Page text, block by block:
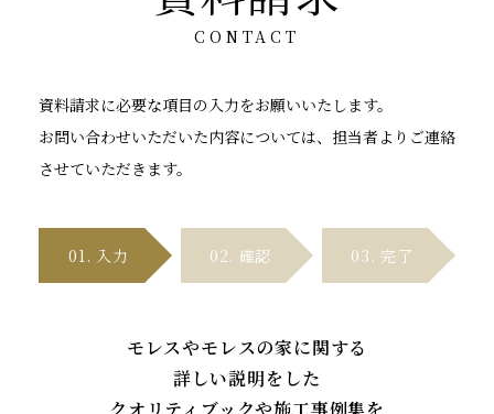
CONTACT
資料請求に必要な項目の入力をお願いいたします。
お問い合わせいただいた内容については、担当者よりご連絡
させていただきます。
01. 入 力 02. 確認 03. 完 了
モレスやモレスの家に関する
詳しい説明をした